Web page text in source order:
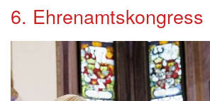
6. Ehrenamtskongress